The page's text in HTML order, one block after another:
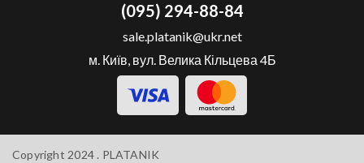
(095) 294-88-84
sale.platanik@ukr.net
м. Київ, вул. Велика Кільцева 4Б
Copyright 2024 . PLATANIK